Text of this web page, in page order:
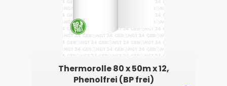
Thermorolle 80 x 50m x 12,
Phenolfrei (BP frei)